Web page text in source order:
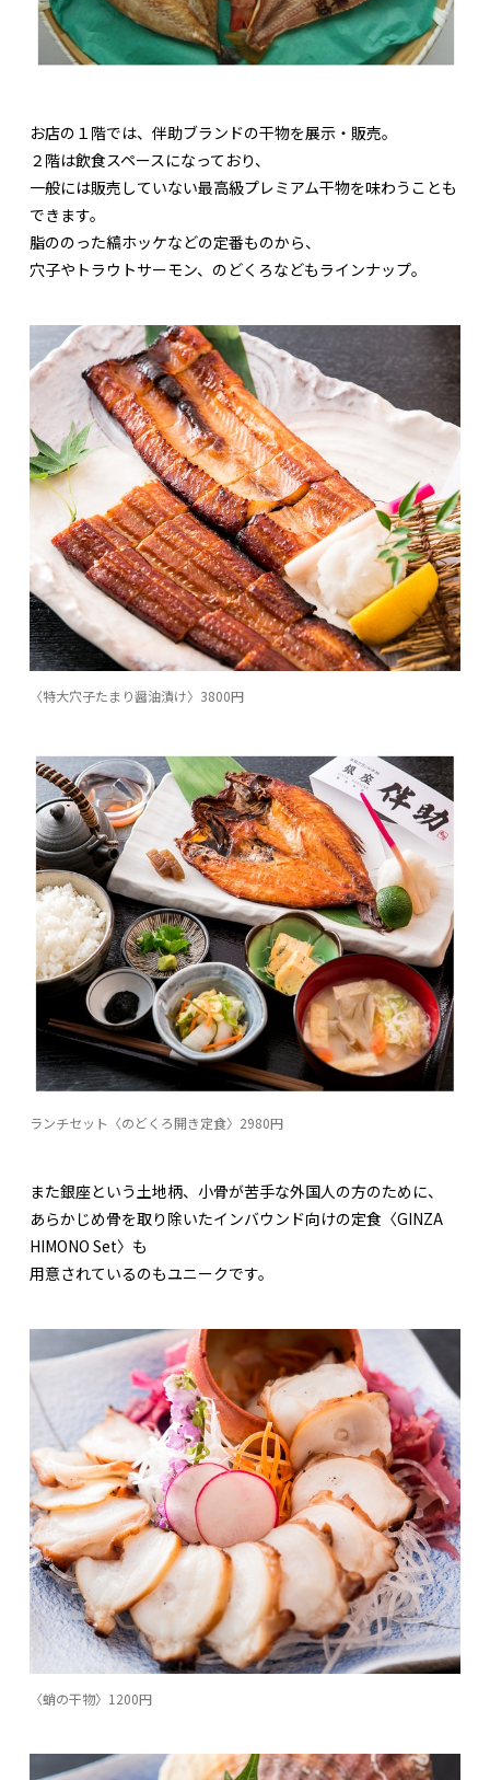
お店の１階では、伴助ブランドの干物を展示・販売。
２階は飲食スペースになっており、
一般には販売していない最高級プレミアム干物を味わうことも
できます。
脂ののった縞ホッケなどの定番ものから、
穴子やトラウトサーモン、のどくろなどもラインナップ。
〈特大穴子たまり醤油漬け〉3800円
ランチセット〈のどくろ開き定食〉2980円
また銀座という土地柄、小骨が苦手な外国人の方のために、
あらかじめ骨を取り除いたインバウンド向けの定食〈GINZA
HIMONO Set〉も
用意されているのもユニークです。
〈蛸の干物〉1200円